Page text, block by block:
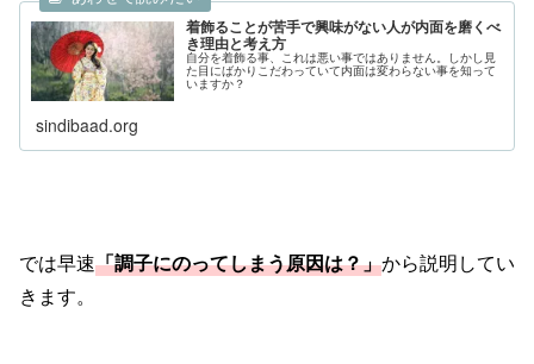
着飾ることが苦手で興味がない人が内面を磨くべ
き理由と考え方
自分を着飾る事、これは悪い事ではありません。しかし見
た目にばかりこだわっていて内面は変わらない事を知って
いますか？
sindibaad.org
では早速「調子にのってしまう原因は？」から説明してい
きます。